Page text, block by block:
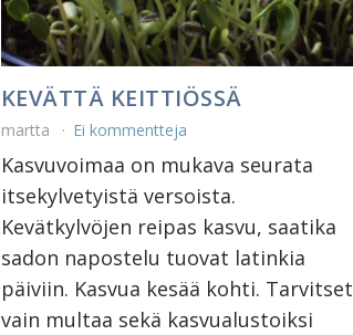
KEVÄTTÄ KEITTIÖSSÄ
martta Ei kommentteja
Kasvuvoimaa on mukava seurata
itsekylvetyistä versoista.
Kevätkylvöjen reipas kasvu, saatika
sadon napostelu tuovat latinkia
päiviin. Kasvua kesää kohti. Tarvitset
vain multaa sekä kasvualustoiksi